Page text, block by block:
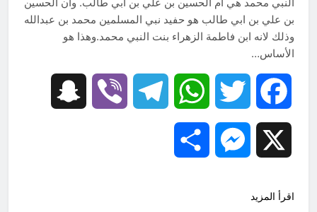
بن علي بن ابي طالب هو حفيد نبي المسلمين محمد بن عبدالله
وذلك لانه ابن فاطمة الزهراء بنت النبي محمد.وهذا هو
الأساس…
Facebook
Twitter
WhatsApp
Telegram
Viber
Messenger
اقرأ المزيد